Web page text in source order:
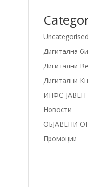
Uncategorised
Дигитална
Дигитални
Дигитални
ИНФО ЈАВЕН
Новости
ОБЈАВЕНИ
Промоции